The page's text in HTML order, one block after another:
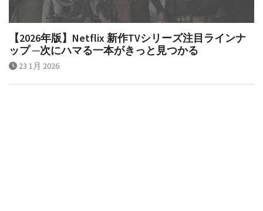
【2026年版】Netflix 新作TVシリーズ注目ラインナ
ップ ─次にハマる一本がきっと見つかる
23 1月 2026